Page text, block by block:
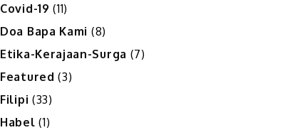
Covid-19 (11)
Doa Bapa Kami (8)
Etika-Kerajaan-Surga (7)
Featured (3)
Filipi (33)
Habel (1)